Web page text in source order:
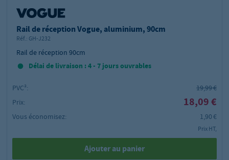
Rail de réception Vogue, aluminium, 90cm
Réf.: GH-J232
Rail de réception 90cm
Délai de livraison : 4 - 7 jours ouvrables
PVC²:
19,99 €
Prix:
18,09 €
Vous économisez: 1,90 €
Prix HT,
Ajouter au panier